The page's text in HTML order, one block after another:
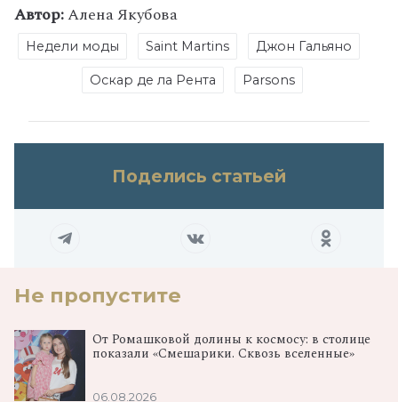
Автор:Алена Якубова
Недели моды Saint Martins Джон Гальяно
Оскар де ла Рента Parsons
Поделись статьей
Не пропустите
От Ромашковой долины к космосу: в столице
показали «Смешарики. Сквозь вселенные»
06.08.2026